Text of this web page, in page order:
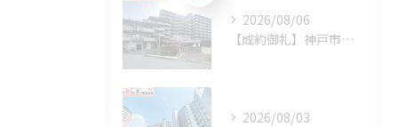
2026/08/06
【成約御礼】神戸市須磨区
2026/08/03